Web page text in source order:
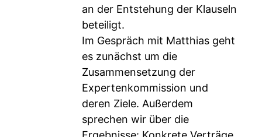
an der Entstehung der Klauseln
beteiligt.
Im Gespräch mit Matthias geht
es zunächst um die
Zusammensetzung der
Expertenkommission und
deren Ziele. Außerdem
sprechen wir über die